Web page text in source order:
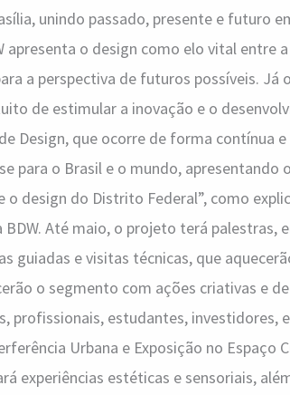
unindo passado, presente e futuro
apresenta o design como elo vital entre
a perspectiva de futuros possíveis. Já
de estimular a inovação e o
Design, que ocorre de forma contínua
para o Brasil e o mundo, apresentando
o design do Distrito Federal”, como
Até maio, o projeto terá palestras,
guiadas e visitas técnicas, que
o segmento com ações criativas e
profissionais, estudantes, investidores,
Urbana e Exposição no Espaço
experiências estéticas e sensoriais,